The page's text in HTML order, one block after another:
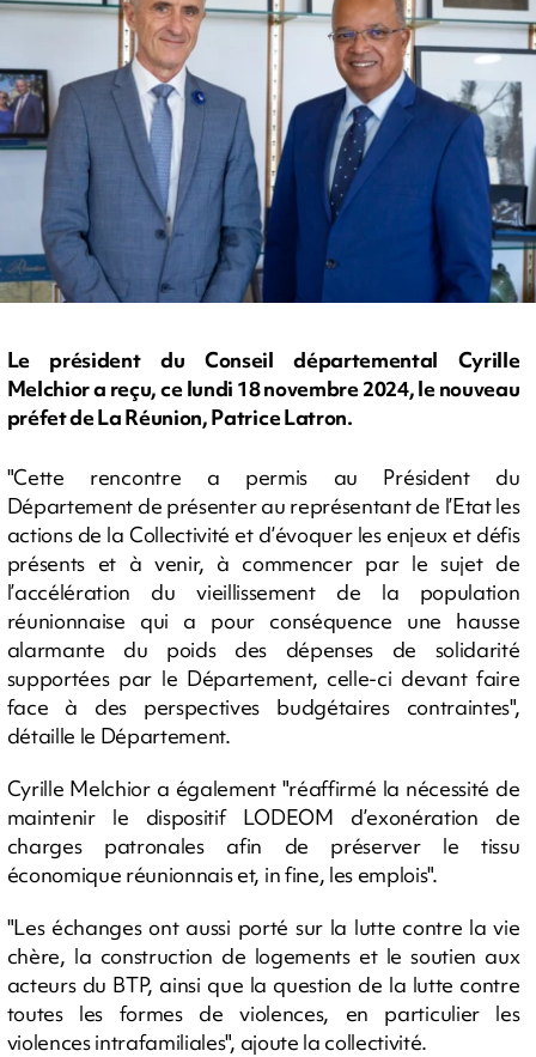
Le président du Conseil départemental Cyrille
Melchior a reçu, ce lundi 18 novembre 2024, le nouveau
préfet de La Réunion, Patrice Latron.
"Cette rencontre a permis au Président du
Département de présenter au représentant de l’Etat les
actions de la Collectivité et d’évoquer les enjeux et défis
présents et à venir, à commencer par le sujet de
l’accélération du vieillissement de la population
réunionnaise qui a pour conséquence une hausse
alarmante du poids des dépenses de solidarité
supportées par le Département, celle-ci devant faire
face à des perspectives budgétaires contraintes",
détaille le Département.
Cyrille Melchior a également "réaffirmé la nécessité de
maintenir le dispositif LODEOM d’exonération de
charges patronales afin de préserver le tissu
économique réunionnais et, in fine, les emplois".
"Les échanges ont aussi porté sur la lutte contre la vie
chère, la construction de logements et le soutien aux
acteurs du BTP, ainsi que la question de la lutte contre
toutes les formes de violences, en particulier les
violences intrafamiliales", ajoute la collectivité.